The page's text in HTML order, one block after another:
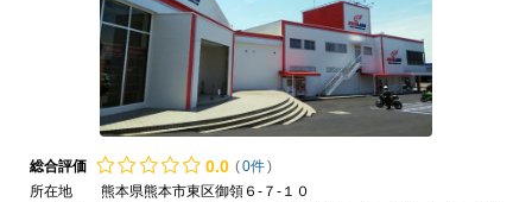
総合評価 0.0 (0件)
所在地
熊本県熊本市東区御領６-７-１０